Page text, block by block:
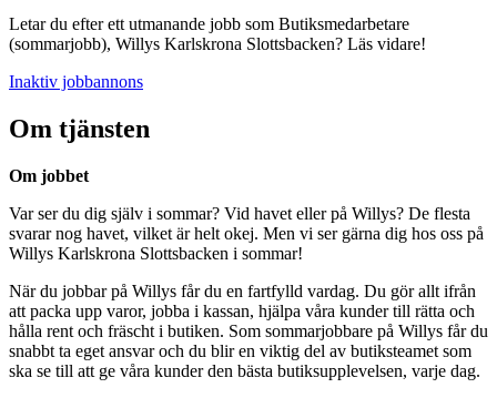
Letar du efter ett utmanande jobb som Butiksmedarbetare
(sommarjobb), Willys Karlskrona Slottsbacken? Läs vidare!
Inaktiv jobbannons
Om tjänsten
Om jobbet
Var ser du dig själv i sommar? Vid havet eller på Willys? De flesta
svarar nog havet, vilket är helt okej. Men vi ser gärna dig hos oss på
Willys Karlskrona Slottsbacken i sommar!
När du jobbar på Willys får du en fartfylld vardag. Du gör allt ifrån
att packa upp varor, jobba i kassan, hjälpa våra kunder till rätta och
hålla rent och fräscht i butiken. Som sommarjobbare på Willys får du
snabbt ta eget ansvar och du blir en viktig del av butiksteamet som
ska se till att ge våra kunder den bästa butiksupplevelsen, varje dag.